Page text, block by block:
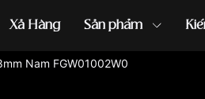
Xả Hàng Sản phẩm
Nam FGW01002W0